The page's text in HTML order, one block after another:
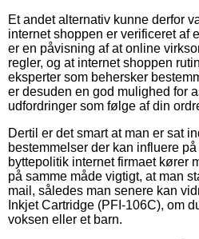
Et andet alternativ kunne derfor
internet shoppen er verificeret af
er en påvisning af at online
regler, og at internet shoppen
eksperter som behersker
er desuden en god mulighed for
udfordringer som følge af din
Dertil er det smart at man er sat
bestemmelser der kan influere
byttepolitik internet firmaet kører
på samme måde vigtigt, at man
mail, således man senere kan
Inkjet Cartridge (PFI-106C), om
voksen eller et barn.